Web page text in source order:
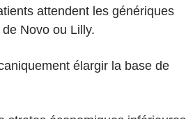
attendent les génériques
Novo ou Lilly.
élargir la base de